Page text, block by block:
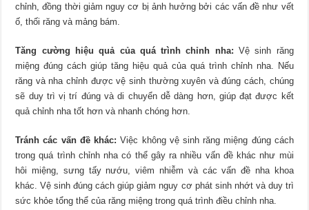
chỉnh, đồng thời giảm nguy cơ bị ảnh hưởng bởi các vấn đề như vết
ố, thối răng và mảng bám.
Tăng cường hiệu quả của quá trình chỉnh nha: Vệ sinh răng
miệng đúng cách giúp tăng hiệu quả của quá trình chỉnh nha. Nếu
răng và nha chỉnh được vệ sinh thường xuyên và đúng cách, chúng
sẽ duy trì vị trí đúng và di chuyển dễ dàng hơn, giúp đạt được kết
quả chỉnh nha tốt hơn và nhanh chóng hơn.
Tránh các vấn đề khác:Việc không vệ sinh răng miệng đúng cách
trong quá trình chỉnh nha có thể gây ra nhiều vấn đề khác như mùi
hôi miệng, sưng tấy nướu, viêm nhiễm và các vấn đề nha khoa
khác. Vệ sinh đúng cách giúp giảm nguy cơ phát sinh nhớt và duy trì
sức khỏe tổng thể của răng miệng trong quá trình điều chỉnh nha.